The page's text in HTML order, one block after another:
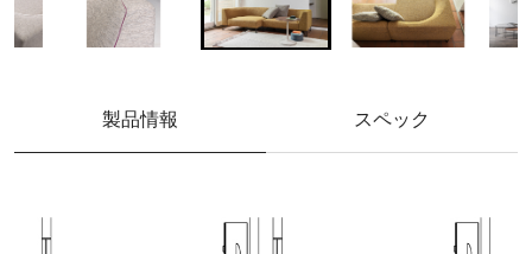
製品情報 スペック